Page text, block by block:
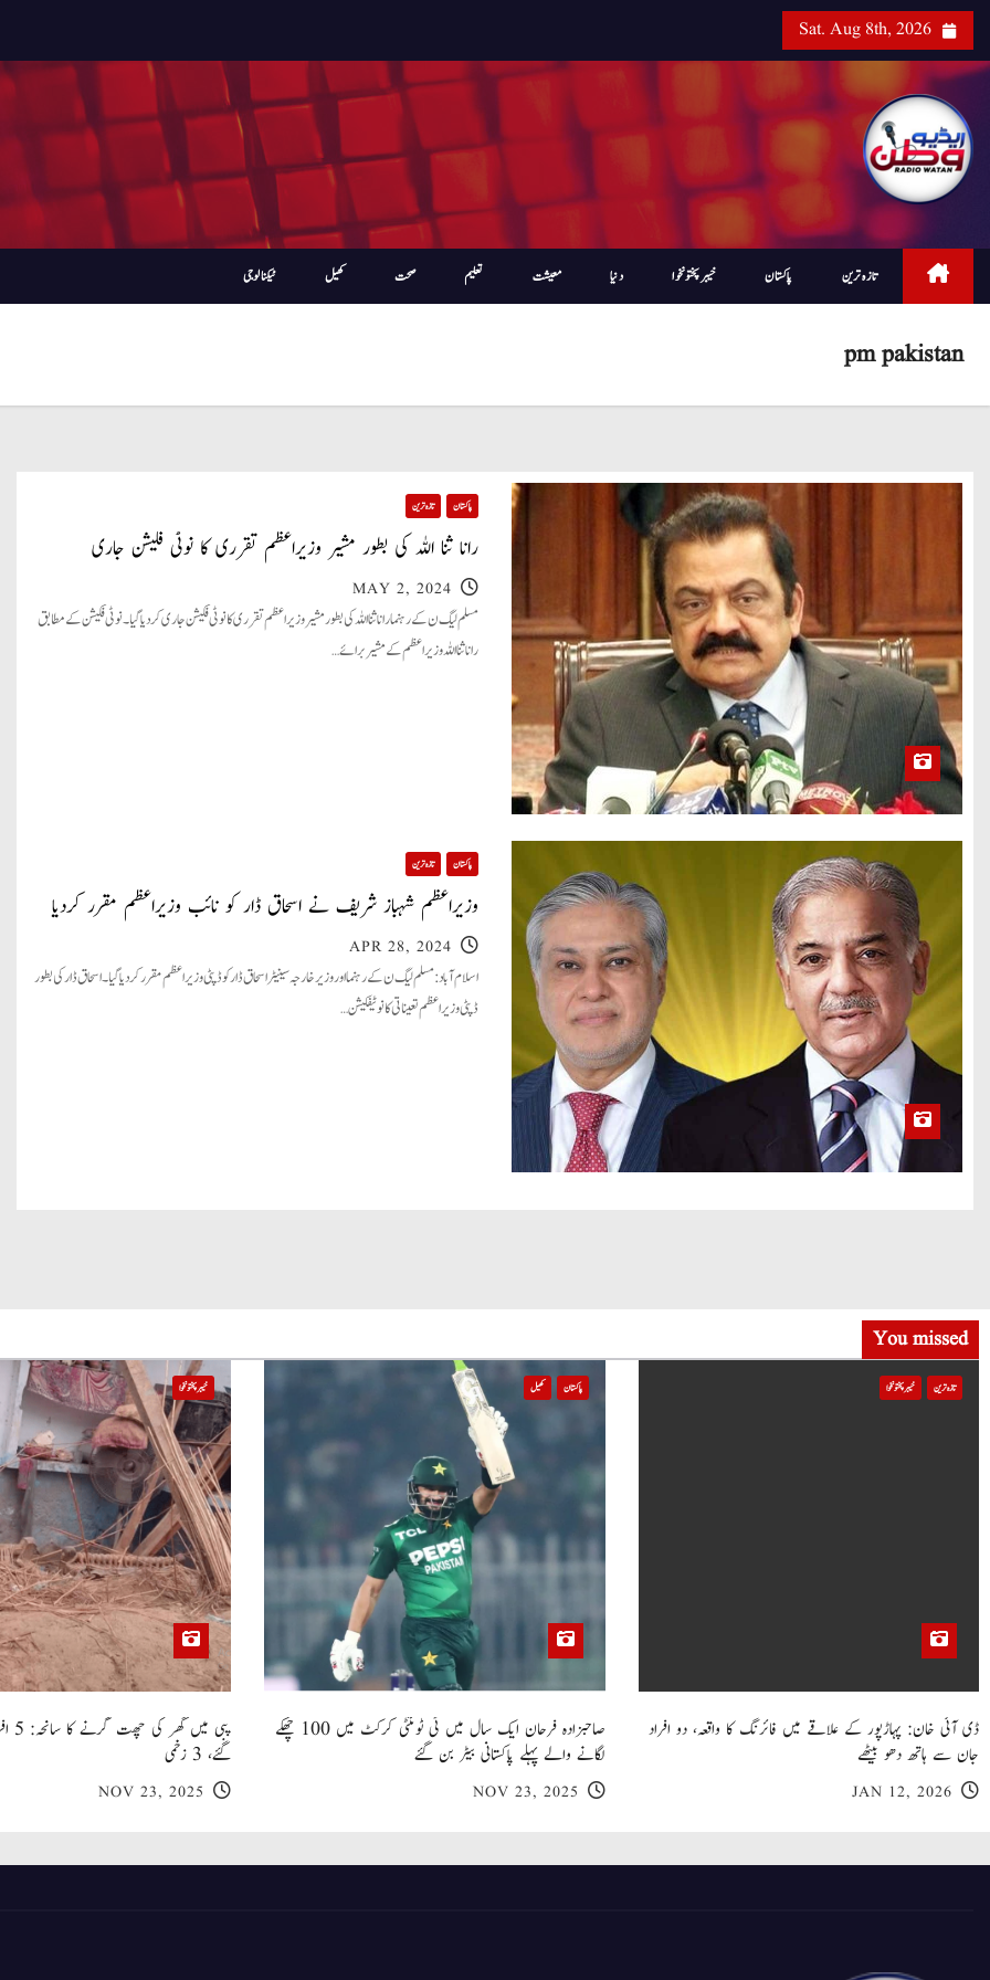
i
Sat. Aug 8th, 2026
تازہ ترین پاکستان خیبرپختونخوا دنیا معیشت تعلیم صحت کھیل ٹیکنالوجی
pm pakistan
پاکستان تازہ ترین
رانا ثنا اللہ کی بطور مشیر وزیراعظم تقرری کا نوٹی فکیشن جاری
MAY 2, 2024
مسلم لیگ ن کے رہنما رانا ثنا اللہ کی بطور مشیر وزیراعظم تقرری کا نوٹی فکیشن جاری کردیا گیا۔ نوٹی فکیشن کے مطابق
رانا ثنا اللہ وزیراعظم کے مشیر برائے…
پاکستان تازہ ترین
وزیراعظم شہباز شریف نے اسحاق ڈار کو نائب وزیراعظم مقرر کردیا
APR 28, 2024
اسلام آباد: مسلم لیگ ن کے رہنما اور وزیر خارجہ سینیٹر اسحاق ڈار کو ڈپٹی وزیر اعظم مقرر کردیا گیا۔ اسحاق ڈار کی بطور
ڈپٹی وزیر اعظم تعیناتی کا نوٹیفکیشن…
You missed
تازہ ترین خیبر پختونخوا
ڈی آئی خان: پہاڑپور کے علاقے میں فائرنگ کا واقعہ، دو افراد
جان سے ہاتھ دھو بیٹھے
JAN 12, 2026
پاکستان کھیل
صاحبزادہ فرحان ایک سال میں ٹی ٹوئنٹی کرکٹ میں 100 چھکے
لگانے والے پہلے پاکستانی بیٹر بن گئے
NOV 23, 2025
خیبر پختونخوا
گئے، 3 زخمی
NOV 23, 2025